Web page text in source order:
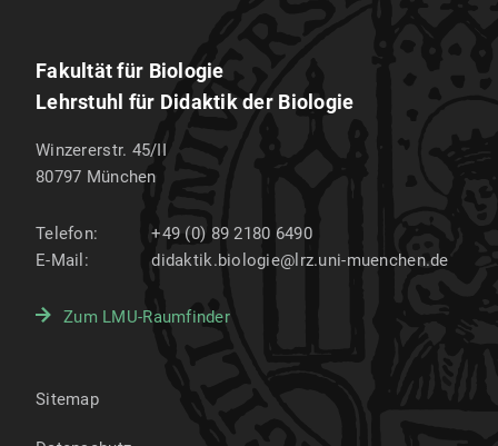
Fakultät für Biologie
Lehrstuhl für Didaktik der Biologie
Winzererstr. 45/II
80797 München
Telefon:
+49 (0) 89 2180 6490
E-Mail:
didaktik.biologie@lrz.uni-muenchen.de
Zum LMU-Raumfinder
Sitemap